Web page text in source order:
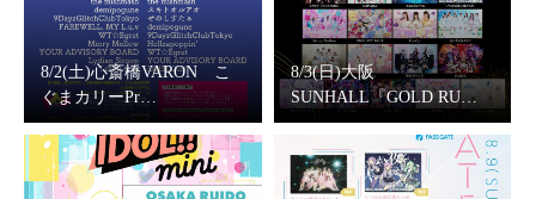
8/2(土)心斎橋VARON こ
ぐまカリーPr…
8/3(日)大阪
SUNHALL『GOLD RU…